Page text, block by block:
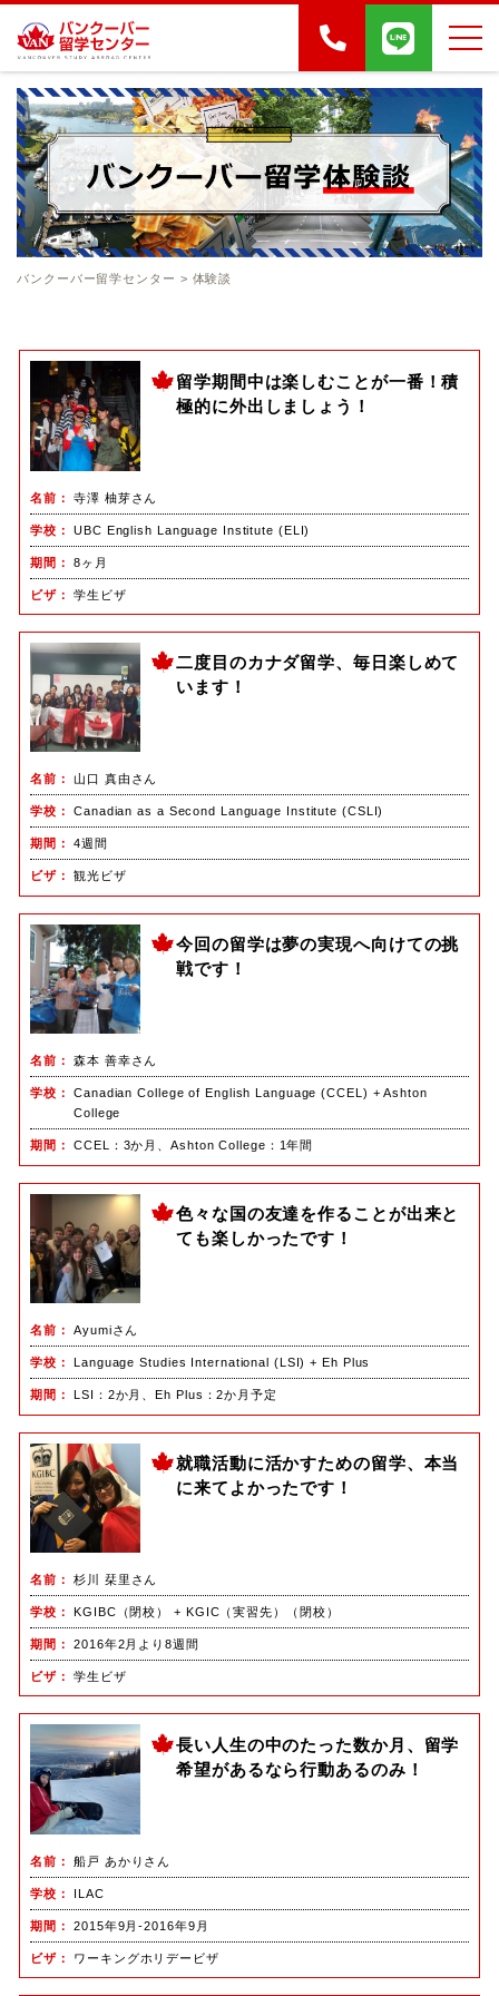
バンクーバー留学センター > 体験談
留学期間中は楽しむことが一番！積
極的に外出しましょう！
名前 寺澤 柚芽さん
学校 UBC English Language Institute (ELI)
期間 8ヶ月
ビザ 学生ビザ
二度目のカナダ留学、毎日楽しめて
います！
名前 山口 真由さん
学校 Canadian as a Second Language Institute (CSLI)
期間 4週間
ビザ 観光ビザ
今回の留学は夢の実現へ向けての挑
戦です！
名前 森本 善幸さん
学校
Canadian College of English Language (CCEL) + Ashton
College
期間 CCEL：3か月、Ashton College：1年間
色々な国の友達を作ることが出来と
ても楽しかったです！
名前 Ayumiさん
学校 Language Studies International (LSI) + Eh Plus
期間 LSI：2か月、Eh Plus：2か月予定
就職活動に活かすための留学、本当
に来てよかったです！
名前 杉川 栞里さん
学校 KGIBC（閉校） + KGIC（実習先）（閉校）
期間 2016年2月より8週間
ビザ 学生ビザ
長い人生の中のたった数か月、留学
希望があるなら行動あるのみ！
名前 船戸 あかりさん
学校 ILAC
期間 2015年9月-2016年9月
ビザ ワーキングホリデービザ